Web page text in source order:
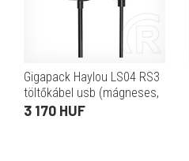
Gigapack Haylou LS04 RS3
töltőkábel usb (mágneses,
100cm) fekete
3 170 HUF